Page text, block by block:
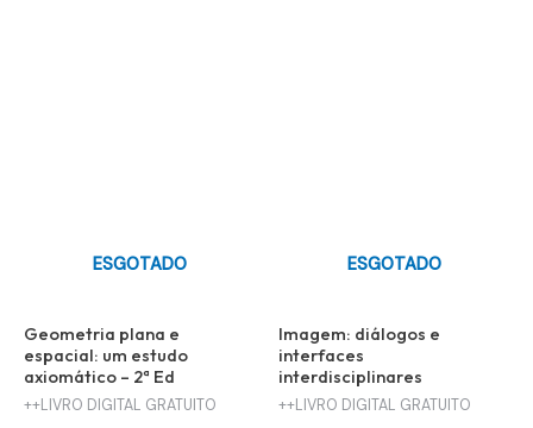
ESGOTADO
Geometria plana e
espacial: um estudo
axiomático – 2ª Ed
++LIVRO DIGITAL GRATUITO
ESGOTADO
Imagem: diálogos e
interfaces
interdisciplinares
++LIVRO DIGITAL GRATUITO